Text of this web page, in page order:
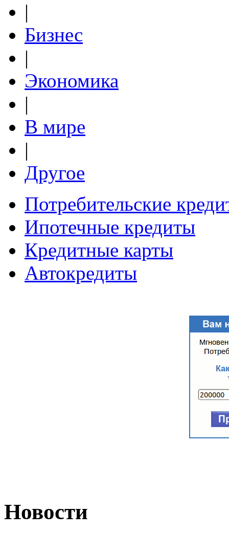
|
Бизнес
|
Экономика
|
В мире
|
Другое
Потребительские
Ипотечные кредиты
Кредитные карты
Автокредиты
Новости